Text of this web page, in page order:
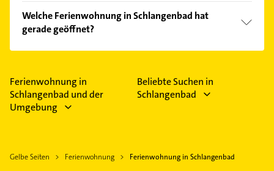
Kundenmeinungen und profitieren Sie von den
Empfehlungen. Die Suchergebnisse können Sie sich
einfach nachBewertungensortiert anzeigen lassen.
Welche Ferienwohnung in Schlangenbad hat
gerade geöffnet?
Im Anbieter-Bereich finden Sie alleÖffnungszeiten.
Feiertagen abweichen können.
Ferienwohnung in
Schlangenbad und der
Umgebung
Beliebte Suchen in
Schlangenbad
Gelbe Seiten Ferienwohnung Ferienwohnung in Schlangenbad